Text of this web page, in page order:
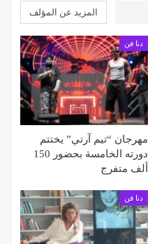
المزيد عن المؤلف
دنا فن
مهرجان “تيم آرتي” يختتم
دورته الخامسة بحضور 150
ألف متفرج
دنا فن